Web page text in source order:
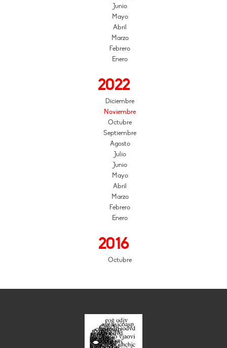
Junio
Mayo
Abril
Marzo
Febrero
Enero
2022
Diciembre
Noviembre
Octubre
Septiembre
Agosto
Julio
Junio
Mayo
Abril
Marzo
Febrero
Enero
2016
Octubre